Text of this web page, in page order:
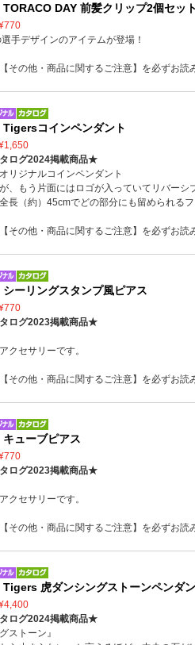
TORACO DAY 前髪クリップ2個セット
手デザインのアイテムが登場！
その他・商品に関するご注意】を必ずお読
Tigersコインペンダント
ログ2024掲載商品★
リジナルコインペンダント
、もう片面にはロゴが入っていてリバーシ
長（約）45cmでどの部分にも留められる
その他・商品に関するご注意】を必ずお読
シーリングスタンプ風ピアス
ログ2023掲載商品★
クセサリーです。
その他・商品に関するご注意】を必ずお読
キューブピアス
ログ2023掲載商品★
クセサリーです。
その他・商品に関するご注意】を必ずお読
Tigers 虎ダンシングストーンペンダ
ログ2024掲載商品★
ストーン』